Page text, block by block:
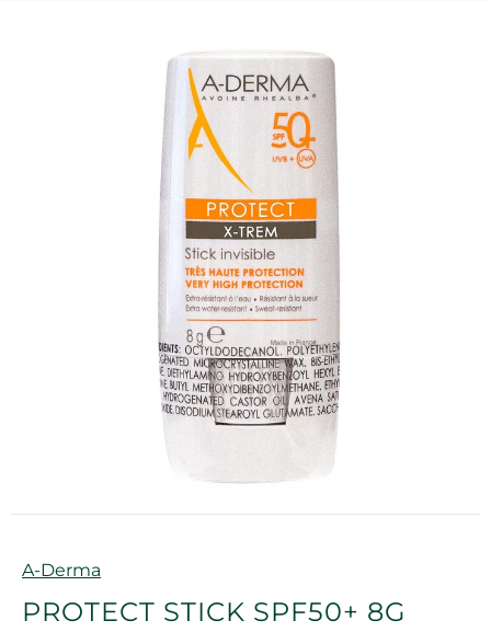
Marque
A-Derma
PROTECT STICK SPF50+ 8G